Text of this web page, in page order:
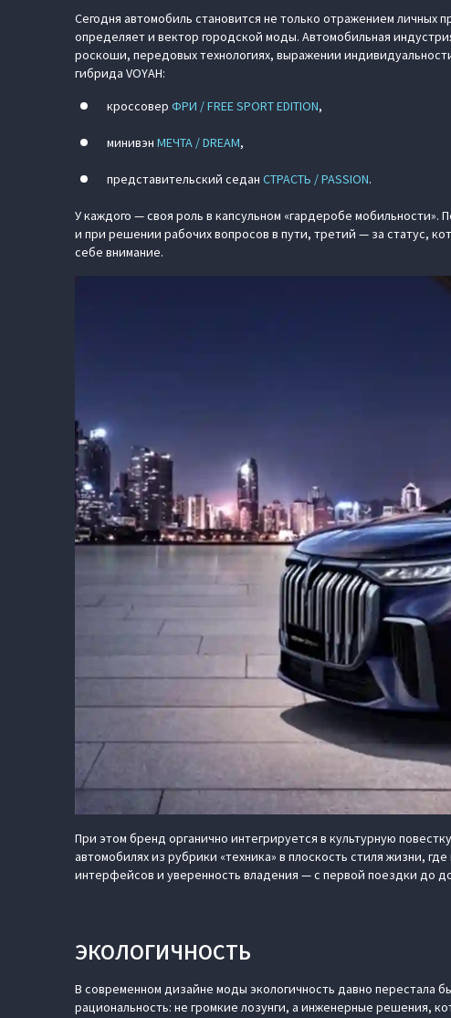
Сегодня автомобиль становится не только отражением личных
определяет и вектор городской моды. Автомобильная
роскоши, передовых технологиях, выражении
гибрида VOYAH:
кроссовер ФРИ / FREE SPORT EDITION,
минивэн МЕЧТА / DREAM,
представительский седан СТРАСТЬ / PASSION.
У каждого — своя роль в капсульном «гардеробе
и при решении рабочих вопросов в пути, третий — за статус,
себе внимание.
При этом бренд органично интегрируется в культурную
автомобилях из рубрики «техника» в плоскость стиля жизни,
интерфейсов и уверенность владения — с первой поездки до
ЭКОЛОГИЧНОСТЬ
В современном дизайне моды экологичность давно перестала
рациональность: не громкие лозунги, а инженерные решения,